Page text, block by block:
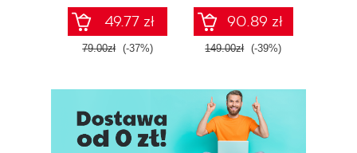
49.77 zł
79.00zł (-37%)
90.89 zł
149.00zł (-39%)